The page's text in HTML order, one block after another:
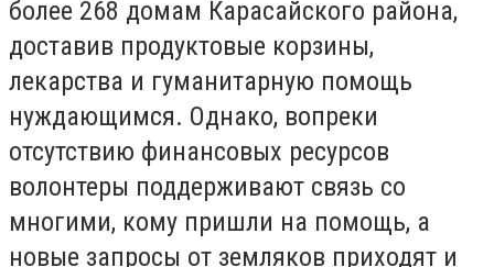
более 268 домам Карасайского района,
доставив продуктовые корзины,
лекарства и гуманитарную помощь
нуждающимся. Однако, вопреки
отсутствию финансовых ресурсов
волонтеры поддерживают связь со
многими, кому пришли на помощь, а
новые запросы от земляков приходят и